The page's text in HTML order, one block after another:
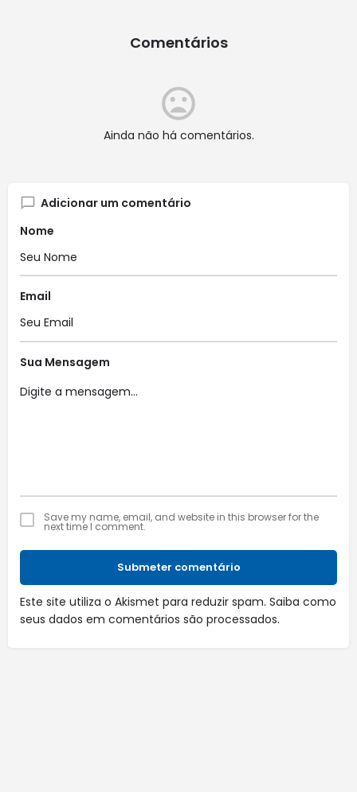
Comentários
Ainda não há comentários.
Adicionar um comentário
Nome
Email
Sua Mensagem
Save my name, email, and website in this browser for the
next time I comment.
Submeter comentário
Este site utiliza o Akismet para reduzir spam. Saiba como
seus dados em comentários são processados.